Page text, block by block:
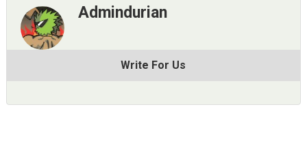
Admindurian
Write For Us